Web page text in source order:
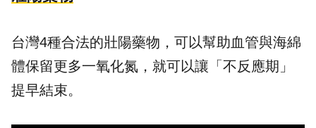
台灣4種合法的壯陽藥物，可以幫助血管與海綿
體保留更多一氧化氮，就可以讓「不反應期」
提早結束。